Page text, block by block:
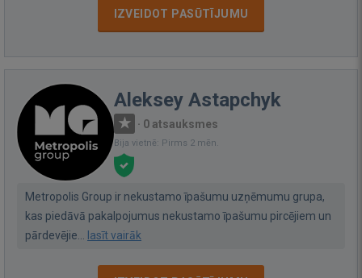
IZVEIDOT PASŪTĪJUMU
Aleksey Astapchyk
· 0 atsauksmes
Bija vietnē: Pirms 2 mēn.
Metropolis Group ir nekustamo īpašumu uzņēmumu grupa,
kas piedāvā pakalpojumus nekustamo īpašumu pircējiem un
pārdevējie... lasīt vairāk